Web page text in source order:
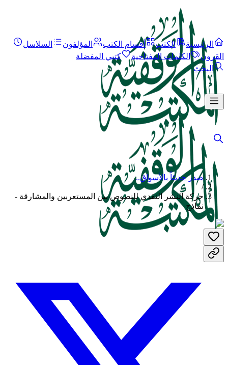
الرئيسية الكتب أقسام الكتب المؤلفون
السلاسل
القرون
الكلمات المفتاحية
كتبي المفضلة
البحث
صدر حديثاً بالأسواق..
/
حركة النشر النقدي للنصوص بين المستعربين والمشارقة -
نماذج